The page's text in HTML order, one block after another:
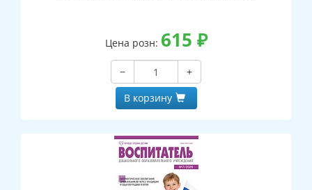
Цена розн: 615 ₽
−
+
В корзину